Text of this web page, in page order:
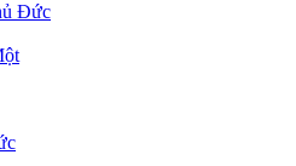
Đức